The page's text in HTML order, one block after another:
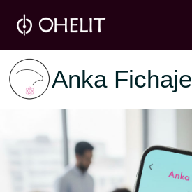
Anka Fichaje